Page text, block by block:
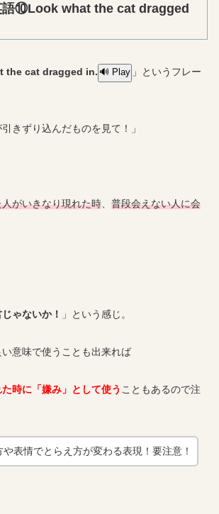
語⑩Look what the cat dragged
the cat dragged in. 🔊 Play 」というフレー
きずり込んだものを見て！」
がいきなり現れた時
普段会えない人に会
ゃないか！ 」という感じ。
意味で使うことも出来れば
時に「嫌み」として使う こともあるので注
や表情でとらえ方が変わる表現！要注意！